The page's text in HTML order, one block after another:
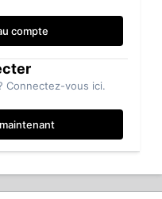
compte
Connectez-vous ici.